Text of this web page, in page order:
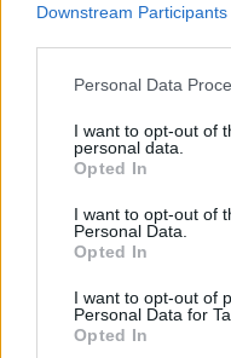
Downstream Participants
Personal Data
I want to opt-out of
personal data.
Opted In
I want to opt-out of
Personal Data.
Opted In
I want to opt-out of
Personal Data for
Opted In
Μουσικός νανουρίζει
(βίντεο)
07.08.2026